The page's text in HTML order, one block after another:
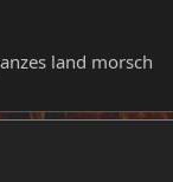
land morsch